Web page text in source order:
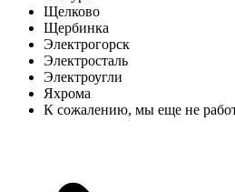
Щелково
Щербинка
Электрогорск
Электросталь
Электроугли
Яхрома
К сожалению, мы еще не